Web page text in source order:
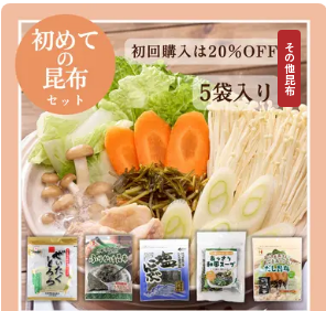
なあの人へ、レアなTシャツをコレクションの
方へ、普段使いにもう１枚、隠れ日高ファンの
方、この機会にどうぞお買い求めください！
素材：6.2oz 16/1天竺 綿100％ <昆布Tシャツの
生地> 密かに根強いファンから、多くの支持を
得ている リピーターの多いこだわり派必見の
ブランドです。 日本国内のメーカー管理のも
と、中国の工場で生産されているので、 高品
質＆リーズナブルな価格を実現しています。
上質のオープンエンド糸を使用しているマック
スウエイトTシャツ。 オープンエンドのアメリ
カンな風合いを残しつつ、高品質。 とてもし
っかりした生地で着心地の良いTシャツで
す！！
その他昆布